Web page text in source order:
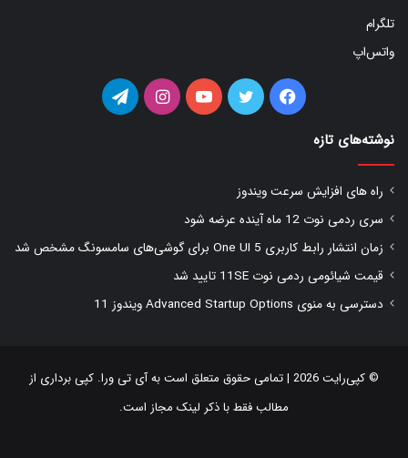
تلگرام
واتس‌اپ
فیس توییتر یوتیوب اینستاگرامتلگرام
نوشته‌های تازه
راه های افزایش سرعت ویندوز
سری ردمی نوت 12 ماه آینده عرضه شود
زمان انتشار رابط کاربری One UI 5 برای گوشی‌های سامسونگ مشخص شد
قیمت شیائومی ردمی نوت 11SE تایید شد
دسترسی به منوی Advanced Startup Options ویندوز 11
© کپی‌رایت 2026 | تمامی حقوق متعلق است به آی تی ورا. کپی برداری از
مطالب فقط با ذکر لینک مجاز است.